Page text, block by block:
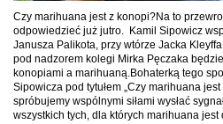
Czy marihuana jest z konopi?Na to
odpowiedzieć już jutro. Kamil Sipowicz
Janusza Palikota, przy wtórze Jacka
pod nadzorem kolegi Mirka Pęczaka
konopiami a marihuaną.Bohaterką tego
Sipowicza pod tytułem „Czy marihuana jest
spróbujemy wspólnymi siłami wysłać
wszystkich tych, dla których marihuana jest